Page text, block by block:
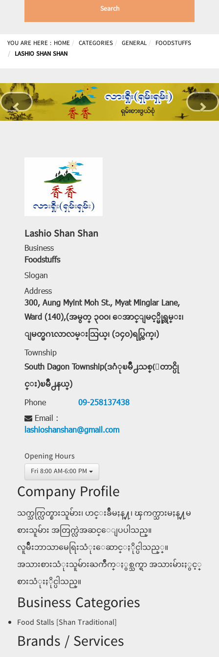
Search
YOU ARE HERE : HOME CATEGORIES GENERAL
FOODSTUFFS
LASHIO SHAN SHAN
Previous
Lashio Shan Shan
Business
Foodstuffs
Slogan
Address
300, Aung Myint Moh St., Myat Minglar Lane,
Ward (140),(အမွတ္ ၃၀၀၊ ေအာင္ျမင့္မိုရ္လမ္း၊
ျမတ္မဂၤလာလမ္းသြယ္၊ (၁၄၀)ရပ္ကြက္၊)
Township
South Dagon Township(ဒဂံုၿမိဳ႕သစ္(ေတာင္ပို
င္း)ၿမိဳ႕နယ္)
Phone
09-258137438
Email :
lashioshanshan@gmail.com
Opening Hours
Fri 8:00 AM-6:00 PM
Company Profile
သက္သက္လြတ္စားသူမ်ား၊ ဟင္းခ်ိဳမႈန္႔၊ ၾကက္သားမႈန္႔မ
စားသူမ်ား အတြက္လဲအဆင္ေျပပါသည္။
လူမ်ိဳးဘာသာမေရြးသံုးေဆာင္ႏိုင္ပါသည္္။
အသားစားသံုးသူမ်ားႀကိဳက္ႏွစ္သက္ရာ အသားမ်ားႏွင့္
စားသံုးႏိုင္ပါသည္။
Business Categories
Food Stalls [Shan Traditional]
Brands / Services